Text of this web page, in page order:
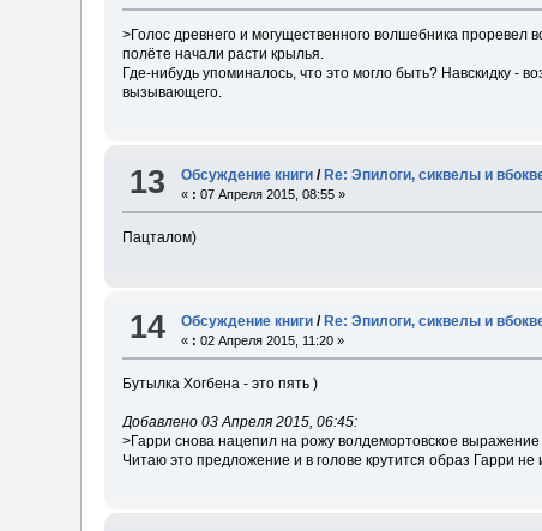
>Голос древнего и могущественного волшебника
полёте начали расти крылья.
Где-нибудь упоминалось, что это могло быть? Навскидку -
вызывающего.
13 Обсуждение книги / Re: Эпилоги, сиквелы и
« : 07 Апреля 2015, 08:55 »
Пацталом)
14 Обсуждение книги /Re: Эпилоги, сиквелы и
« : 02 Апреля 2015, 11:20 »
Бутылка Хогбена - это пять )
Добавлено 03 Апреля 2015, 06:45:
>Гарри снова нацепил на рожу волдемортовское
Читаю это предложение и в голове крутится образ Гарри